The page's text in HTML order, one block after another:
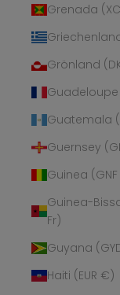
Grenada
Grönland
Guadeloupe
Guatemala
Guernsey
Guinea (GNF
Guinea-
Fr)
Guyana
Haiti (EUR €)